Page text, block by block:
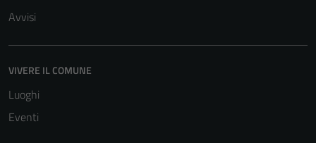
Avvisi
VIVERE IL COMUNE
Luoghi
Eventi
Questi cookie